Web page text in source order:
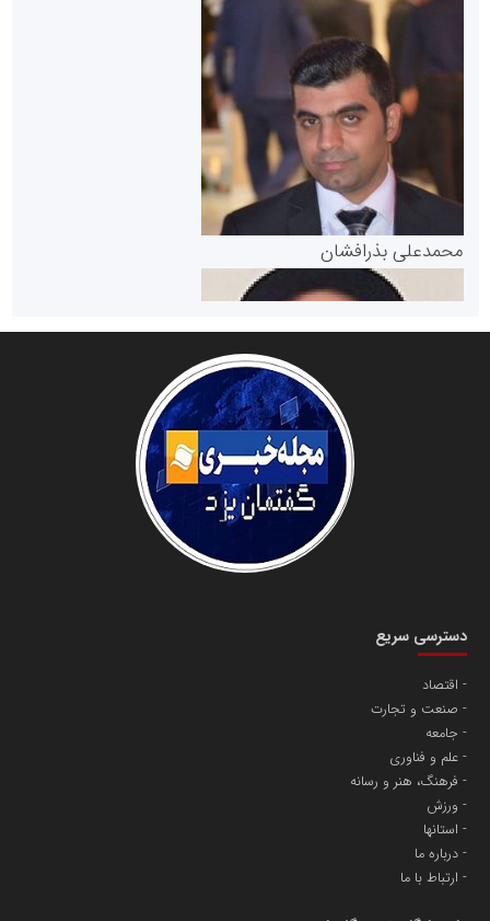
پایگاه خبری گفتمان یزد
دانشگاه سئوی ایران
پایگاه اطلاع رسانی اعتلای نهادهای مردمی
سازمان بورس و اوراق بهادار
مرجع اخبار موثق در بازارسرمایه
سازمان صنعت،معدن و تجارت
آهن و فولاد غدیر ایرانیان
تامین آهن اسفنجی تولیدکنندگان فولاد در کشور
محمدعلی بذرافشان
مریم حاج نوروز نظری
مسعودصادقی
دسترسی سریع
اقتصاد
صنعت و تجارت
جامعه
علم و فناوری
فرهنگ، هنر و رسانه
ورزش
استانها
درباره ما
ارتباط با ما